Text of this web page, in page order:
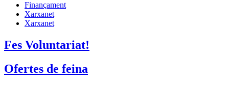
Finançament
Xarxanet
Xarxanet
Fes Voluntariat!
Ofertes de feina